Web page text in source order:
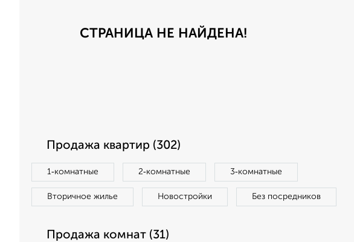
СТРАНИЦА НЕ НАЙДЕНА!
Продажа квартир (302)
1‑комнатные 2‑комнатные 3‑комнатные
Вторичное жилье Новостройки Без посредников
Продажа комнат (31)